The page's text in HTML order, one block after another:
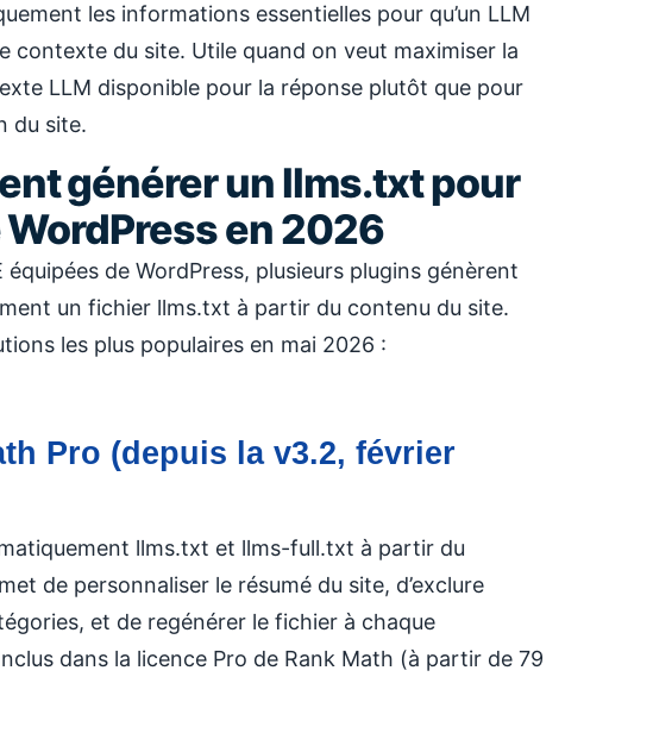
les informations essentielles pour qu’un LLM
contexte du site. Utile quand on veut maximiser la
LLM disponible pour la réponse plutôt que pour
du site.
générer un llms.txt pour
en 2026
équipées de WordPress, plusieurs plugins génèrent
un fichier llms.txt à partir du contenu du site.
les plus populaires en mai 2026 :
Pro (depuis la v3.2, février
llms.txt et llms-full.txt à partir du
de personnaliser le résumé du site, d’exclure
et de regénérer le fichier à chaque
dans la licence Pro de Rank Math (à partir de 79